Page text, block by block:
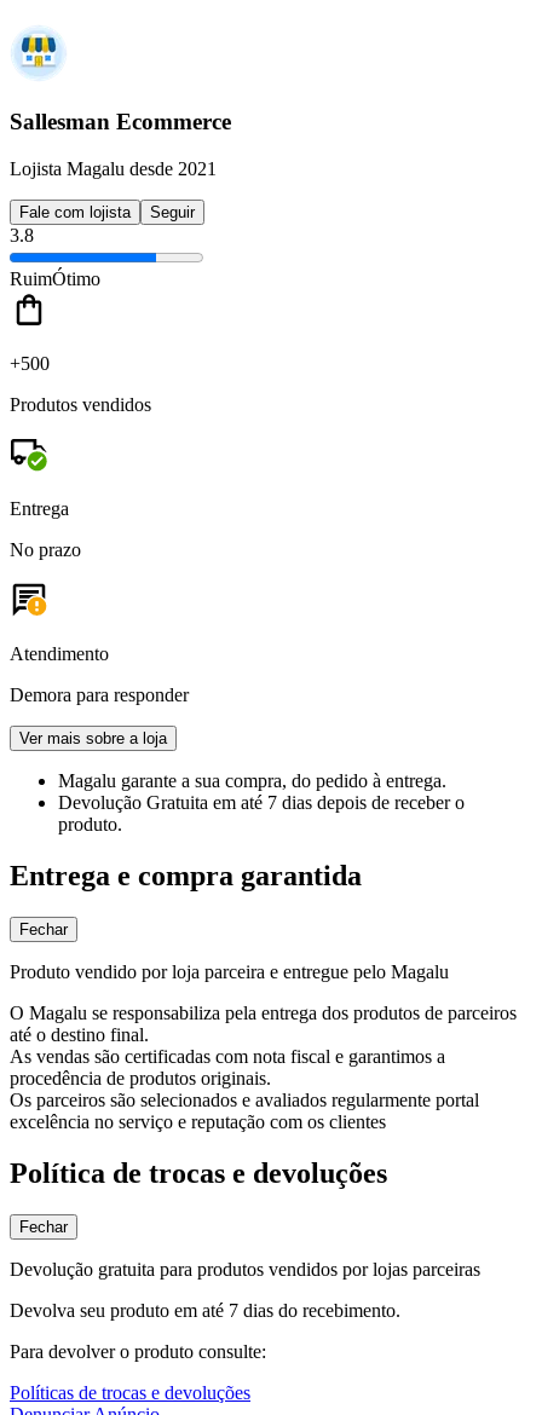
Sallesman Ecommerce
Lojista Magalu desde 2021
Fale com lojista Seguir
3.8
RuimÓtimo
+500
Produtos vendidos
Entrega
No prazo
Atendimento
Demora para responder
Ver mais sobre a loja
Magalu garante a sua compra, do pedido à entrega.
Devolução Gratuita em até 7 dias depois de receber o
produto.
Entrega e compra garantida
Fechar
Produto vendido por loja parceira e entregue pelo Magalu
O Magalu se responsabiliza pela entrega dos produtos de parceiros
até o destino final.
As vendas são certificadas com nota fiscal e garantimos a
procedência de produtos originais.
Os parceiros são selecionados e avaliados regularmente portal
excelência no serviço e reputação com os clientes
Política de trocas e devoluções
Fechar
Devolução gratuita para produtos vendidos por lojas parceiras
Devolva seu produto em até 7 dias do recebimento.
Para devolver o produto consulte:
Políticas de trocas e devoluções